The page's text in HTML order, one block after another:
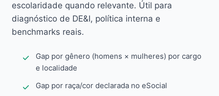
escolaridade quando relevante. Útil para
diagnóstico de DE&I, política interna e
benchmarks reais.
Gap por gênero (homens × mulheres) por cargo
e localidade
Gap por raça/cor declarada no eSocial